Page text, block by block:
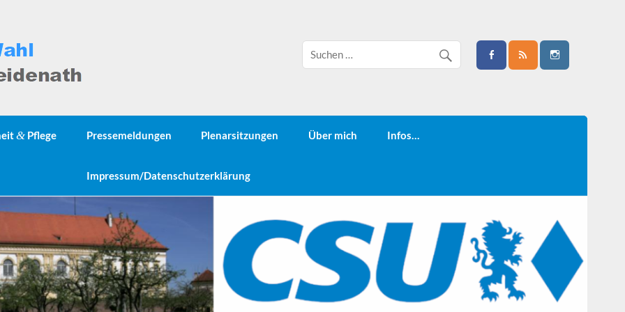
& Pflege Pressemeldungen Plenarsitzungen Über mich Infos…
Impressum/Datenschutzerklärung